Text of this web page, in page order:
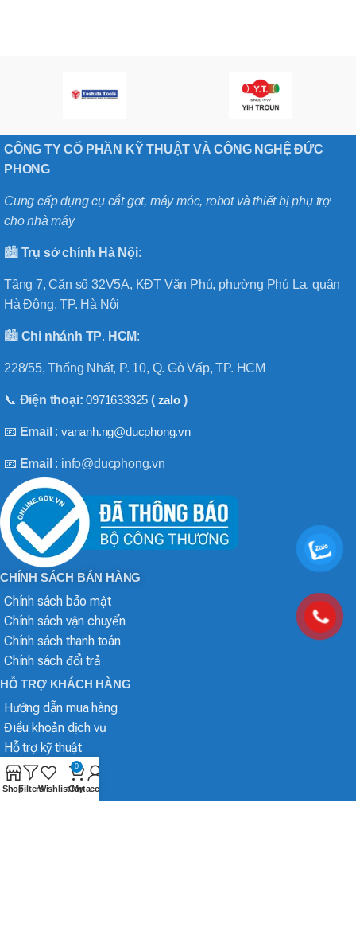
CÔNG TY CỔ PHẦN KỸ THUẬT VÀ CÔNG NGHỆ ĐỨC
PHONG
Cung cấp dụng cụ cắt gọt, máy móc, robot và thiết bị phụ trợ
cho nhà máy
🏙️ Trụ sở chính Hà Nội:
Tầng 7, Căn số 32V5A, KĐT Văn Phú, phường Phú La, quận
Hà Đông, TP. Hà Nội
🏙️ Chi nhánh TP. HCM:
228/55, Thống Nhất, P. 10, Q. Gò Vấp, TP. HCM
📞 Điện thoại:0971633325 ( zalo)
📧 Email :vananh.ng@ducphong.vn
📧 Email : info@ducphong.vn
CHÍNH SÁCH BÁN HÀNG
Chính sách bảo mật
Chính sách vận chuyển
Chính sách thanh toán
Chính sách đổi trả
HỖ TRỢ KHÁCH HÀNG
Hướng dẫn mua hàng
Điều khoản dịch vụ
Hỗ trợ kỹ thuật
ShopFiltersWishlist
0
Cart
My account